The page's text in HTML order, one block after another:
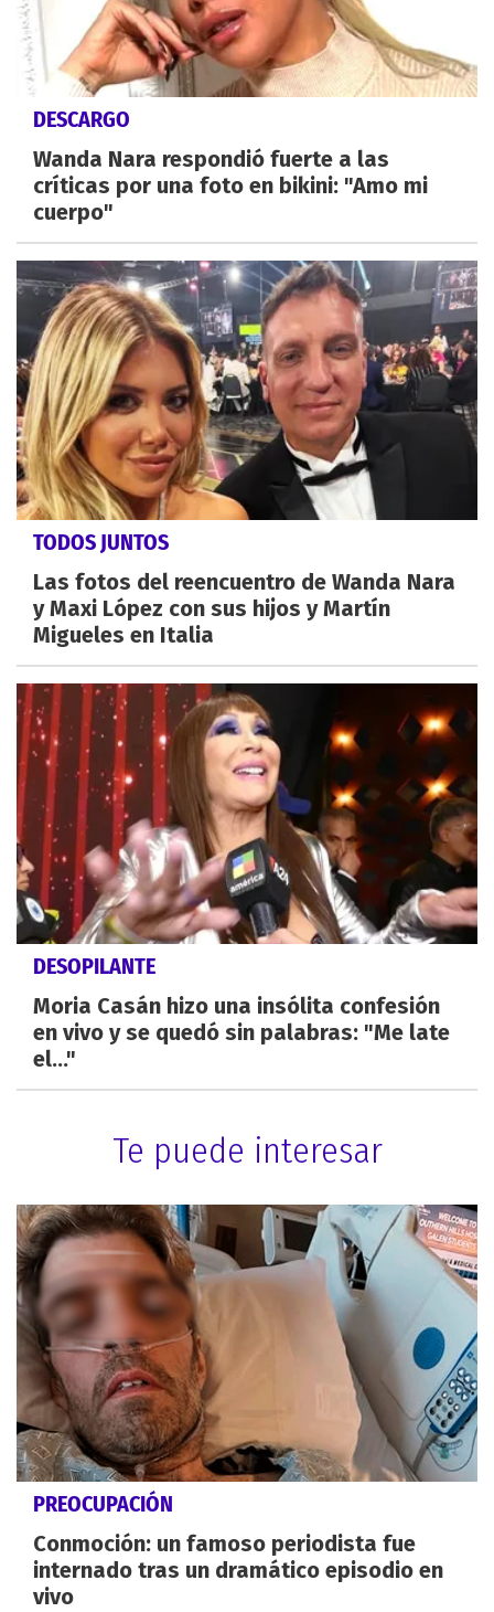
DESCARGO
Wanda Nara respondió fuerte a las
críticas por una foto en bikini: "Amo mi
cuerpo"
TODOS JUNTOS
Las fotos del reencuentro de Wanda Nara
y Maxi López con sus hijos y Martín
Migueles en Italia
DESOPILANTE
Moria Casán hizo una insólita confesión
en vivo y se quedó sin palabras: "Me late
el..."
Te puede interesar
PREOCUPACIÓN
Conmoción: un famoso periodista fue
internado tras un dramático episodio en
vivo